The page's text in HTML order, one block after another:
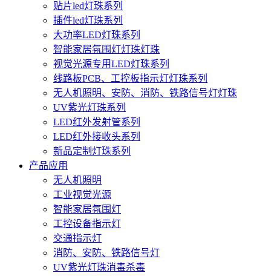
贴片led灯珠系列
插件led灯珠系列
大功率LED灯珠系列
智能家居氛围灯灯珠灯珠
视觉光源专用LED灯珠系列
线路板PCB、工控板指示灯灯珠系列
无人机照明、安防、消防、铁路信号灯灯珠
UV紫光灯珠系列
LED红外发射管系列
LED红外接收头系列
新品定制灯珠系列
产品应用
无人机照明
工业视觉光源
智能家居氛围灯
工控设备指示灯
交通指示灯
消防、安防、铁路信号灯
UV紫光灯珠消毒杀毒